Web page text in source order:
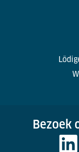
Bezoek